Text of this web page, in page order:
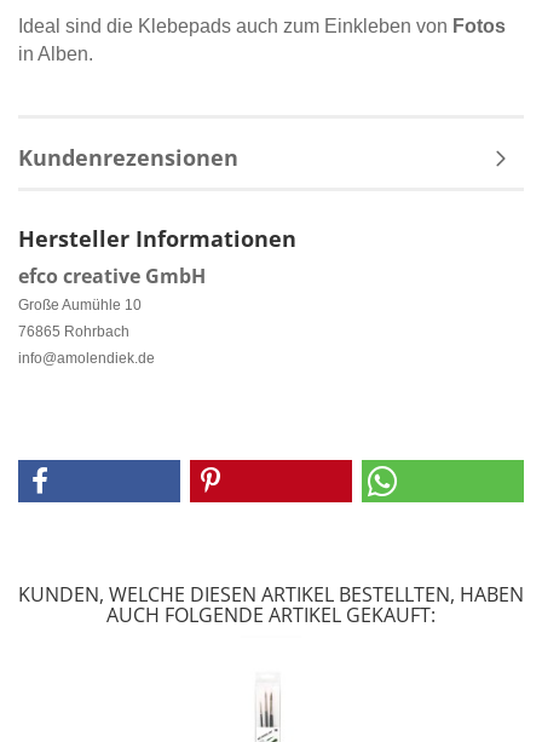
Ideal sind die Klebepads auch zum Einkleben von Fotos
in Alben.
Kundenrezensionen
Hersteller Informationen
efco creative GmbH
Große Aumühle 10
76865 Rohrbach
info@amolendiek.de
KUNDEN, WELCHE DIESEN ARTIKEL BESTELLTEN, HABEN
AUCH FOLGENDE ARTIKEL GEKAUFT: